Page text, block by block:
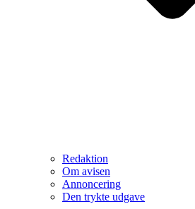
Redaktion
Om avisen
Annoncering
Den trykte udgave